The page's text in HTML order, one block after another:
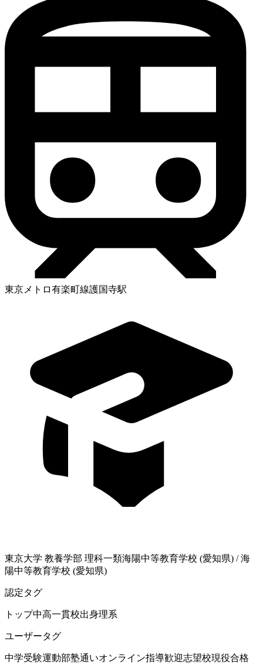
東京メトロ有楽町線護国寺駅
東京大学 教養学部 理科一類海陽中等教育学校 (愛知県) /海
陽中等教育学校 (愛知県)
認定タグ
トップ中高一貫校出身理系
ユーザータグ
中学受験運動部塾通いオンライン指導歓迎志望校現役合格